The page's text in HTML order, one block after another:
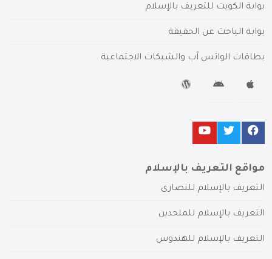
بوابة الكويت للتعريف بالإسلام
بوابة الباحث عن الحقيقة
بطاقات الواتس آب والشبكات الاجتماعية
مواقع التعريف بالإسلام
التعريف بالإسلام للنصارى
التعريف بالإسلام للملحدين
التعريف بالإسلام للهندوس